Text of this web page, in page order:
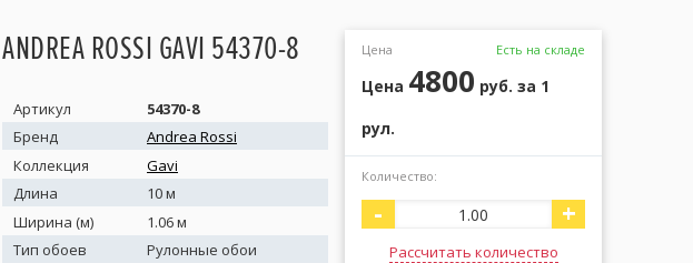
ANDREA ROSSI GAVI 54370-8
Артикул
54370-8
Бренд
Andrea Rossi
Коллекция
Gavi
Длина
10 м
Ширина (м)
1.06 м
Тип обоев
Рулонные обои
Цена Есть на складе
Цена 4800 руб. за 1
рул.
Количество:
- +
Рассчитать количество